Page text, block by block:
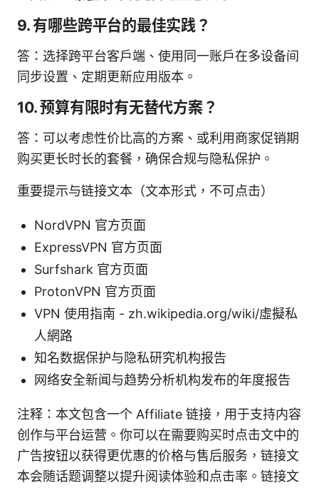
9. 有哪些跨平台的最佳实践？
答：选择跨平台客户端、使用同一账户在多设备间
同步设置、定期更新应用版本。
10. 预算有限时有无替代方案？
答：可以考虑性价比高的方案、或利用商家促销期
购买更长时长的套餐，确保合规与隐私保护。
重要提示与链接文本（文本形式，不可点击）
NordVPN 官方页面
ExpressVPN 官方页面
Surfshark 官方页面
ProtonVPN 官方页面
VPN 使用指南 - zh.wikipedia.org/wiki/虛擬私
人網路
知名数据保护与隐私研究机构报告
网络安全新闻与趋势分析机构发布的年度报告
注释：本文包含一个 Affiliate 链接，用于支持内容
创作与平台运营。你可以在需要购买时点击文中的
广告按钮以获得更优惠的价格与售后服务，链接文
本会随话题调整以提升阅读体验和点击率。链接文